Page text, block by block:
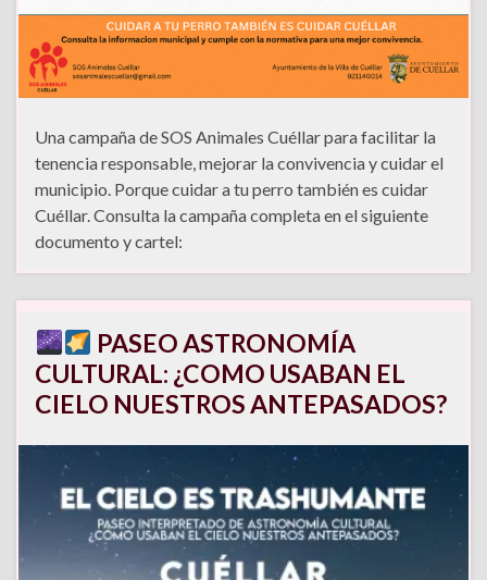
Una campaña de SOS Animales Cuéllar para facilitar la
tenencia responsable, mejorar la convivencia y cuidar el
municipio. Porque cuidar a tu perro también es cuidar
Cuéllar. Consulta la campaña completa en el siguiente
documento y cartel:
PASEO ASTRONOMÍA
CULTURAL: ¿COMO USABAN EL
CIELO NUESTROS ANTEPASADOS?